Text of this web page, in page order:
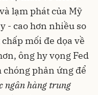
lạm phát của Mỹ
- cao hơn nhiều so
mối đe dọa về
ông hy vọng Fed
chóng phản ứng để
ngân hàng trung